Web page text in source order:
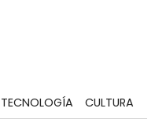
TECNOLOGÍA CULTURA